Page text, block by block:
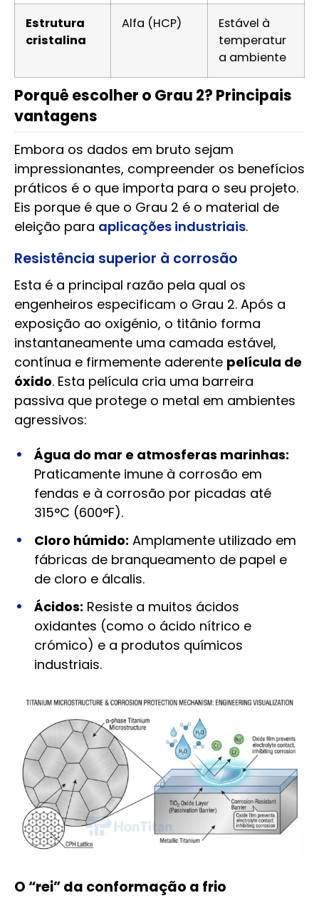
Estrutura
cristalina
Alfa (HCP)
Estável à
temperatur
a ambiente
Porquê escolher o Grau 2? Principais
vantagens
Embora os dados em bruto sejam
impressionantes, compreender os benefícios
práticos é o que importa para o seu projeto.
Eis porque é que o Grau 2 é o material de
eleição para aplicações industriais.
Resistência superior à corrosão
Esta é a principal razão pela qual os
engenheiros especificam o Grau 2. Após a
exposição ao oxigénio, o titânio forma
instantaneamente uma camada estável,
contínua e firmemente aderente película de
óxido. Esta película cria uma barreira
passiva que protege o metal em ambientes
agressivos:
Água do mar e atmosferas marinhas:
Praticamente imune à corrosão em
fendas e à corrosão por picadas até
315°C (600°F).
Cloro húmido: Amplamente utilizado em
fábricas de branqueamento de papel e
de cloro e álcalis.
Ácidos: Resiste a muitos ácidos
oxidantes (como o ácido nítrico e
crómico) e a produtos químicos
industriais.
O “rei” da conformação a frio